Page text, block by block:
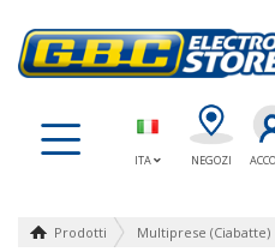
ITA NEGOZI
Prodotti Multiprese (Ciabatte)